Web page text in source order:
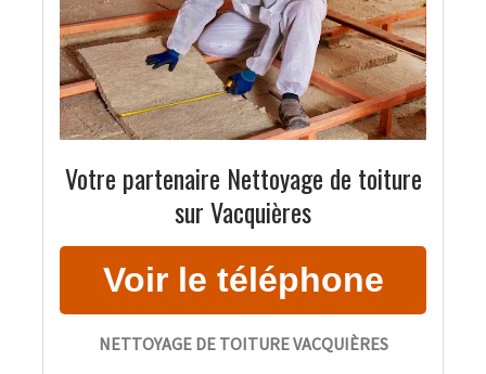
Votre partenaire Nettoyage de toiture
sur Vacquières
NETTOYAGE DE TOITURE VACQUIÈRES